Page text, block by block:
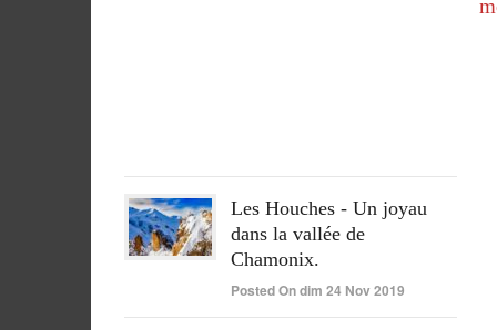
Les Houches - Un joyau
dans la vallée de
Chamonix.
Posted On dim 24 Nov 2019